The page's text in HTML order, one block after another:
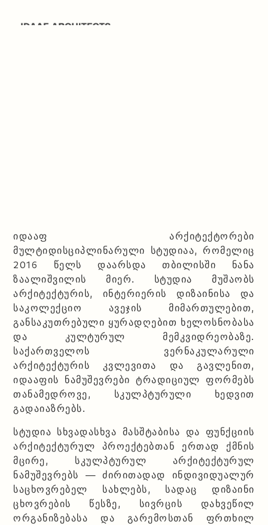
იდააფ არქიტექტორები
მულტიდისციპლინარული სტუდიაა, რომელიც
2016 წელს დაარსდა თბილისში ნანა
ზაალიშვილის მიერ. სტუდია მუშაობს
არქიტექტურის, ინტერიერის დიზაინისა და
საკოლექციო ავეჯის მიმართულებით,
განსაკუთრებული ყურადღებით ხელოსნობასა
და კულტურულ მემკვიდრეობაზე.
საქართველოს ვერნაკულარული
არქიტექტურის კვლევითა და გავლენით,
იდააფის ნამუშევრები ტრადიციულ ფორმებს
თანამედროვე, სკულპტურული ხედვით
გადაიაზრებს.
სტუდია სხვადასხვა მასშტაბისა და ფუნქციის
არქიტექტურულ პროექტებთან ერთად ქმნის
მცირე, სკულპტურულ არქიტექტურულ
ნამუშევრებს — ძირითადად ინდივიდუალურ
საცხოვრებელ სახლებს, სადაც დიზაინი
ცხოვრების წესზე, სივრცის დახვეწილ
ორგანიზებასა და გარემოსთან ფრთხილ